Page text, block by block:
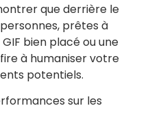
que derrière le
prêtes à
bien placé ou une
à humaniser votre
potentiels.
sur les